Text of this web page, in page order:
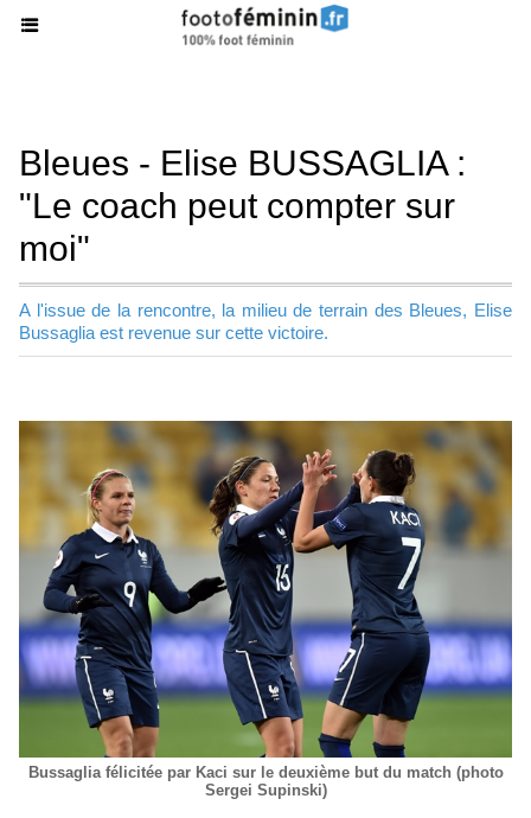
Bleues - Elise BUSSAGLIA :
"Le coach peut compter sur
moi"
A l'issue de la rencontre, la milieu de terrain des Bleues, Elise
Bussaglia est revenue sur cette victoire.
Bussaglia félicitée par Kaci sur le deuxième but du match (photo
Sergei Supinski)